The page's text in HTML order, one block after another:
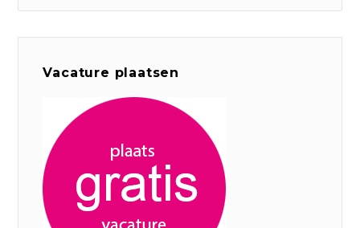
Vacature plaatsen